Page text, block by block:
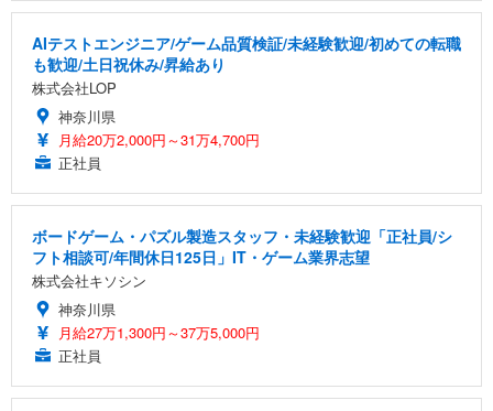
AIテストエンジニア/ゲーム品質検証/未経験歓迎/初めての転職
も歓迎/土日祝休み/昇給あり
株式会社LOP
神奈川県
月給20万2,000円～31万4,700円
正社員
ボードゲーム・パズル製造スタッフ・未経験歓迎「正社員/シ
フト相談可/年間休日125日」IT・ゲーム業界志望
株式会社キソシン
神奈川県
月給27万1,300円～37万5,000円
正社員